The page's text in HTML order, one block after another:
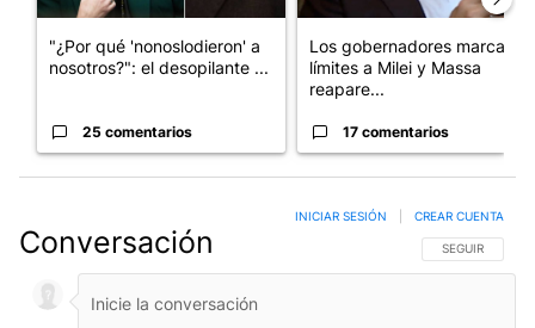
"¿Por qué 'nonoslodieron' a
nosotros?": el desopilante ...
25 comentarios
Los gobernadores marcan
límites a Milei y Massa
reapare...
17 comentarios
Conversación SIGA ESTA
SEGUIR
INICIAR SESIÓN CREAR CUENTA